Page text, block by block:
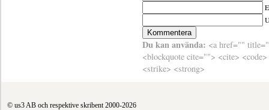
Du kan använda: <a href=""
<blockquote cite=""> <cite>
<strike> <strong>
© us3 AB och respektive skribent 2000-2026